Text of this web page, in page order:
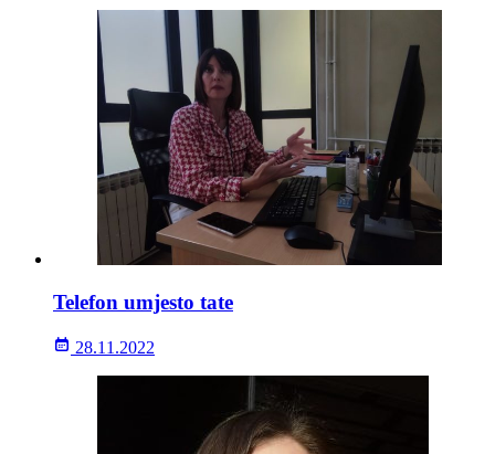
Telefon umjesto tate
28.11.2022